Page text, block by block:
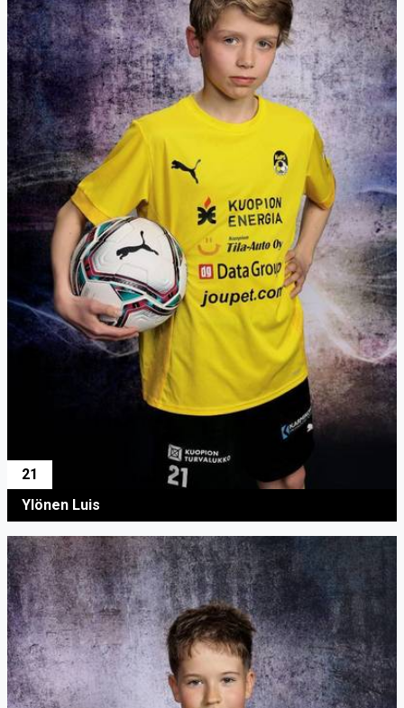
21
Ylönen Luis